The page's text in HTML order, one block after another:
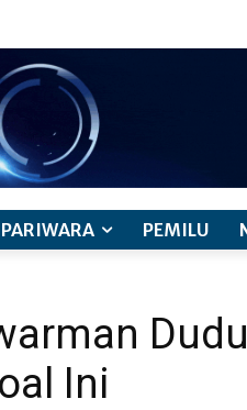
PARIWARA PEMILU
Ini